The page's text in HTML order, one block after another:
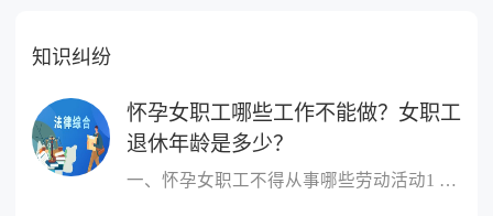
知识纠纷
怀孕女职工哪些工作不能做？女职工
退休年龄是多少？
一、怀孕女职工不得从事哪些劳动活动1 作业场所空气中铅及其化合物